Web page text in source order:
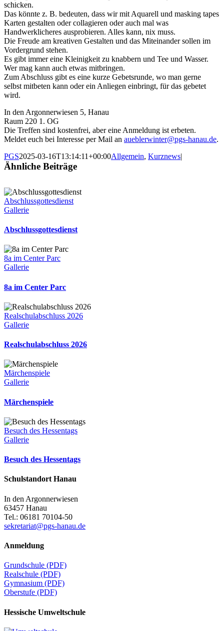
schicken.
Das könnte z. B. bedeuten, dass wir mit Aquarell und masking tapes
Karten gestalten oder collagieren oder auch mal was
Handwerklicheres ausprobieren. Alles kann, nix muss.
Die Freude am kreativen Gestalten und das Miteinander sollen im
Vordergrund stehen.
Es gibt immer eine Kleinigkeit zu knabbern und Tee und Wasser.
Wer mag kann auch etwas mitbringen.
Zum Abschluss gibt es eine kurze Gebetsrunde, wo man gerne
selbst mitbeten kann oder ein Anliegen einbringt, für das gebetet
wird.
In den Argonnerwiesen 5, Hanau
Raum 220 1. OG
Die Treffen sind kostenfrei, aber eine Anmeldung ist erbeten.
Meldet euch bei Interesse per Mail an aueblerwinter@pgs-hanau.de.
PGS2025-03-16T13:14:11+00:00Allgemein, Kurznews|
Ähnliche Beiträge
Abschlussgottesdienst
Gallerie
Abschlussgottesdienst
8a im Center Parc
Gallerie
8a im Center Parc
Realschulabschluss 2026
Gallerie
Realschulabschluss 2026
Märchenspiele
Gallerie
Märchenspiele
Besuch des Hessentags
Gallerie
Besuch des Hessentags
Schulstandort Hanau
In den Argonnerwiesen
63457 Hanau
Tel.: 06181 70104-50
sekretariat@pgs-hanau.de
Anmeldung
Grundschule (PDF)
Realschule (PDF)
Gymnasium (PDF)
Oberstufe (PDF)
Hessische Umweltschule